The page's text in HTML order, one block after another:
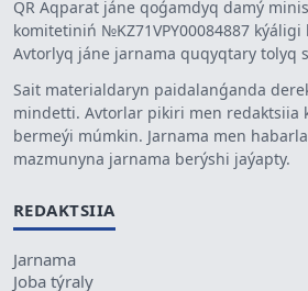
QR Aqparat jáne qoǵamdyq damý
komitetiniń №KZ71VPY00084887
Avtorlyq jáne jarnama quqyqtary tolyq
Sait materialdaryn paidalanǵanda
mindetti. Avtorlar pikiri men redaktsiia
bermeýi múmkin. Jarnama men
mazmunyna jarnama berýshi jaýapty.
REDAKTSIIA
Jarnama
Joba týraly